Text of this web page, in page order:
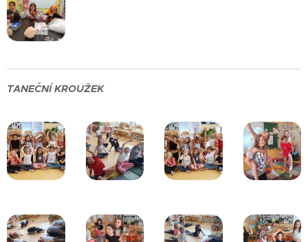
TANEČNÍ KROUŽEK